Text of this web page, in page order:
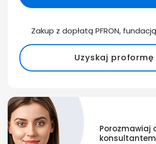
Zakup z dopłatą PFRON,
Uzyskaj proformę
Porozmawiaj
konsultantem